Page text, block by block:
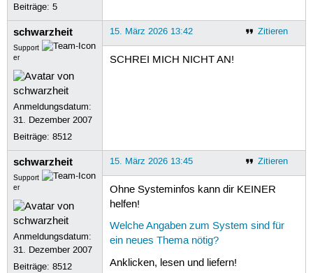
Beiträge:5
schwarzheit
Support
er
Anmeldungsdatum:
31. Dezember 2007
Beiträge:8512
Zitieren
15. März 2026 13:42
SCHREI MICH NICHT AN!
schwarzheit
Support
er
Anmeldungsdatum:
31. Dezember 2007
Beiträge:8512
Zitieren
15. März 2026 13:45
Ohne Systeminfos kann dir KEINER
helfen!
Welche Angaben zum System sind für
ein neues Thema nötig?
Anklicken, lesen und liefern!